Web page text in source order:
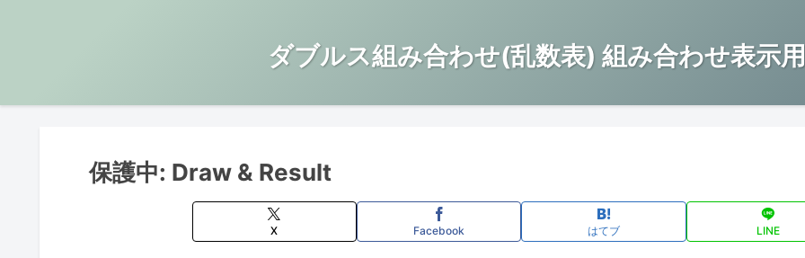
ダブルス組み合わせ(乱数表) 組み合わせ表示
保護中: Draw & Result
X Facebook はてブ LINE